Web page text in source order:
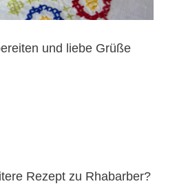
und liebe Grüße
Rezept zu Rhabarber?